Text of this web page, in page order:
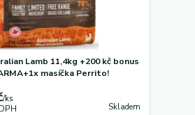
Lamb 11,4kg +200 kč bonus
masíčka Perrito!
/ks
Skladem